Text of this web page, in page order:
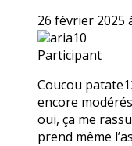
26 février 2025
aria10
Participant
Coucou
encore
oui, ça me
prend même